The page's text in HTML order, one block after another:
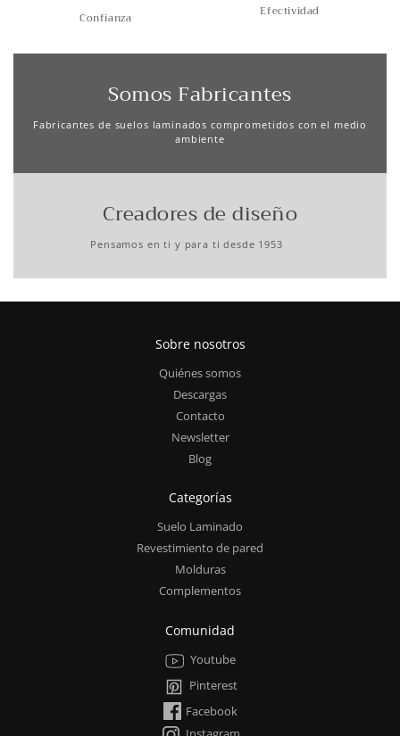
Confianza Efectividad
Somos Fabricantes
Fabricantes de suelos laminados comprometidos con el medio
ambiente
Creadores de diseño
Pensamos en ti y para ti desde 1953
Sobre nosotros
Quiénes somos
Descargas
Contacto
Newsletter
Blog
Categorías
Suelo Laminado
Revestimiento de pared
Molduras
Complementos
Comunidad
Youtube
Pinterest
Facebook